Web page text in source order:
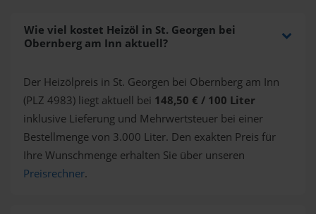
Wie viel kostet Heizöl in St. Georgen bei
Obernberg am Inn aktuell?
Der Heizölpreis in St. Georgen bei Obernberg am Inn
(PLZ 4983) liegt aktuell bei 148,50 € / 100 Liter
inklusive Lieferung und Mehrwertsteuer bei einer
Bestellmenge von 3.000 Liter. Den exakten Preis für
Ihre Wunschmenge erhalten Sie über unseren
Preisrechner.